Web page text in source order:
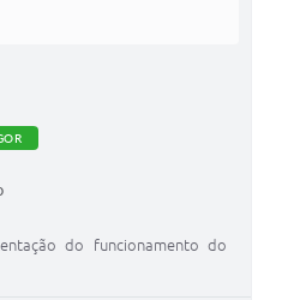
do funcionamento do